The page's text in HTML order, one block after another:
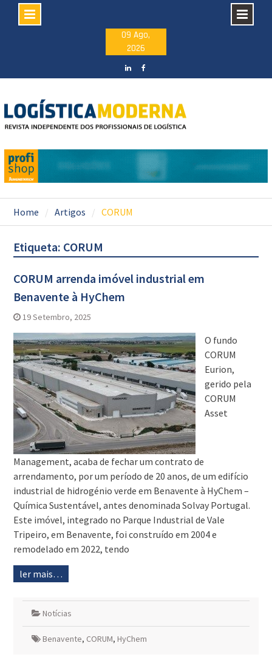
09 Ago,
2026
Home Artigos CORUM
Etiqueta: CORUM
CORUM arrenda imóvel industrial em
Benavente à HyChem
19 Setembro, 2025
O fundo
CORUM
Eurion,
gerido pela
CORUM
Asset
Management, acaba de fechar um contrato de
arrendamento, por um período de 20 anos, de um edifício
industrial de hidrogénio verde em Benavente à HyChem –
Química Sustentável, antes denominada Solvay Portugal.
Este imóvel, integrado no Parque Industrial de Vale
Tripeiro, em Benavente, foi construído em 2004 e
remodelado em 2022, tendo
ler mais…
Notícias
Benavente, CORUM, HyChem